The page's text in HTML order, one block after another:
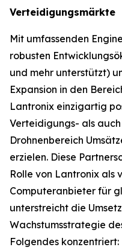
Verteidigungsmärkte
Mit umfassenden
robusten
und mehr unterstützt)
Expansion in den
Lantronix einzigartig
Verteidigungs- als
Drohnenbereich
erzielen. Diese
Rolle von Lantronix
Computeranbieter für
unterstreicht die
Wachstumsstrategie
Folgendes konzentriert: